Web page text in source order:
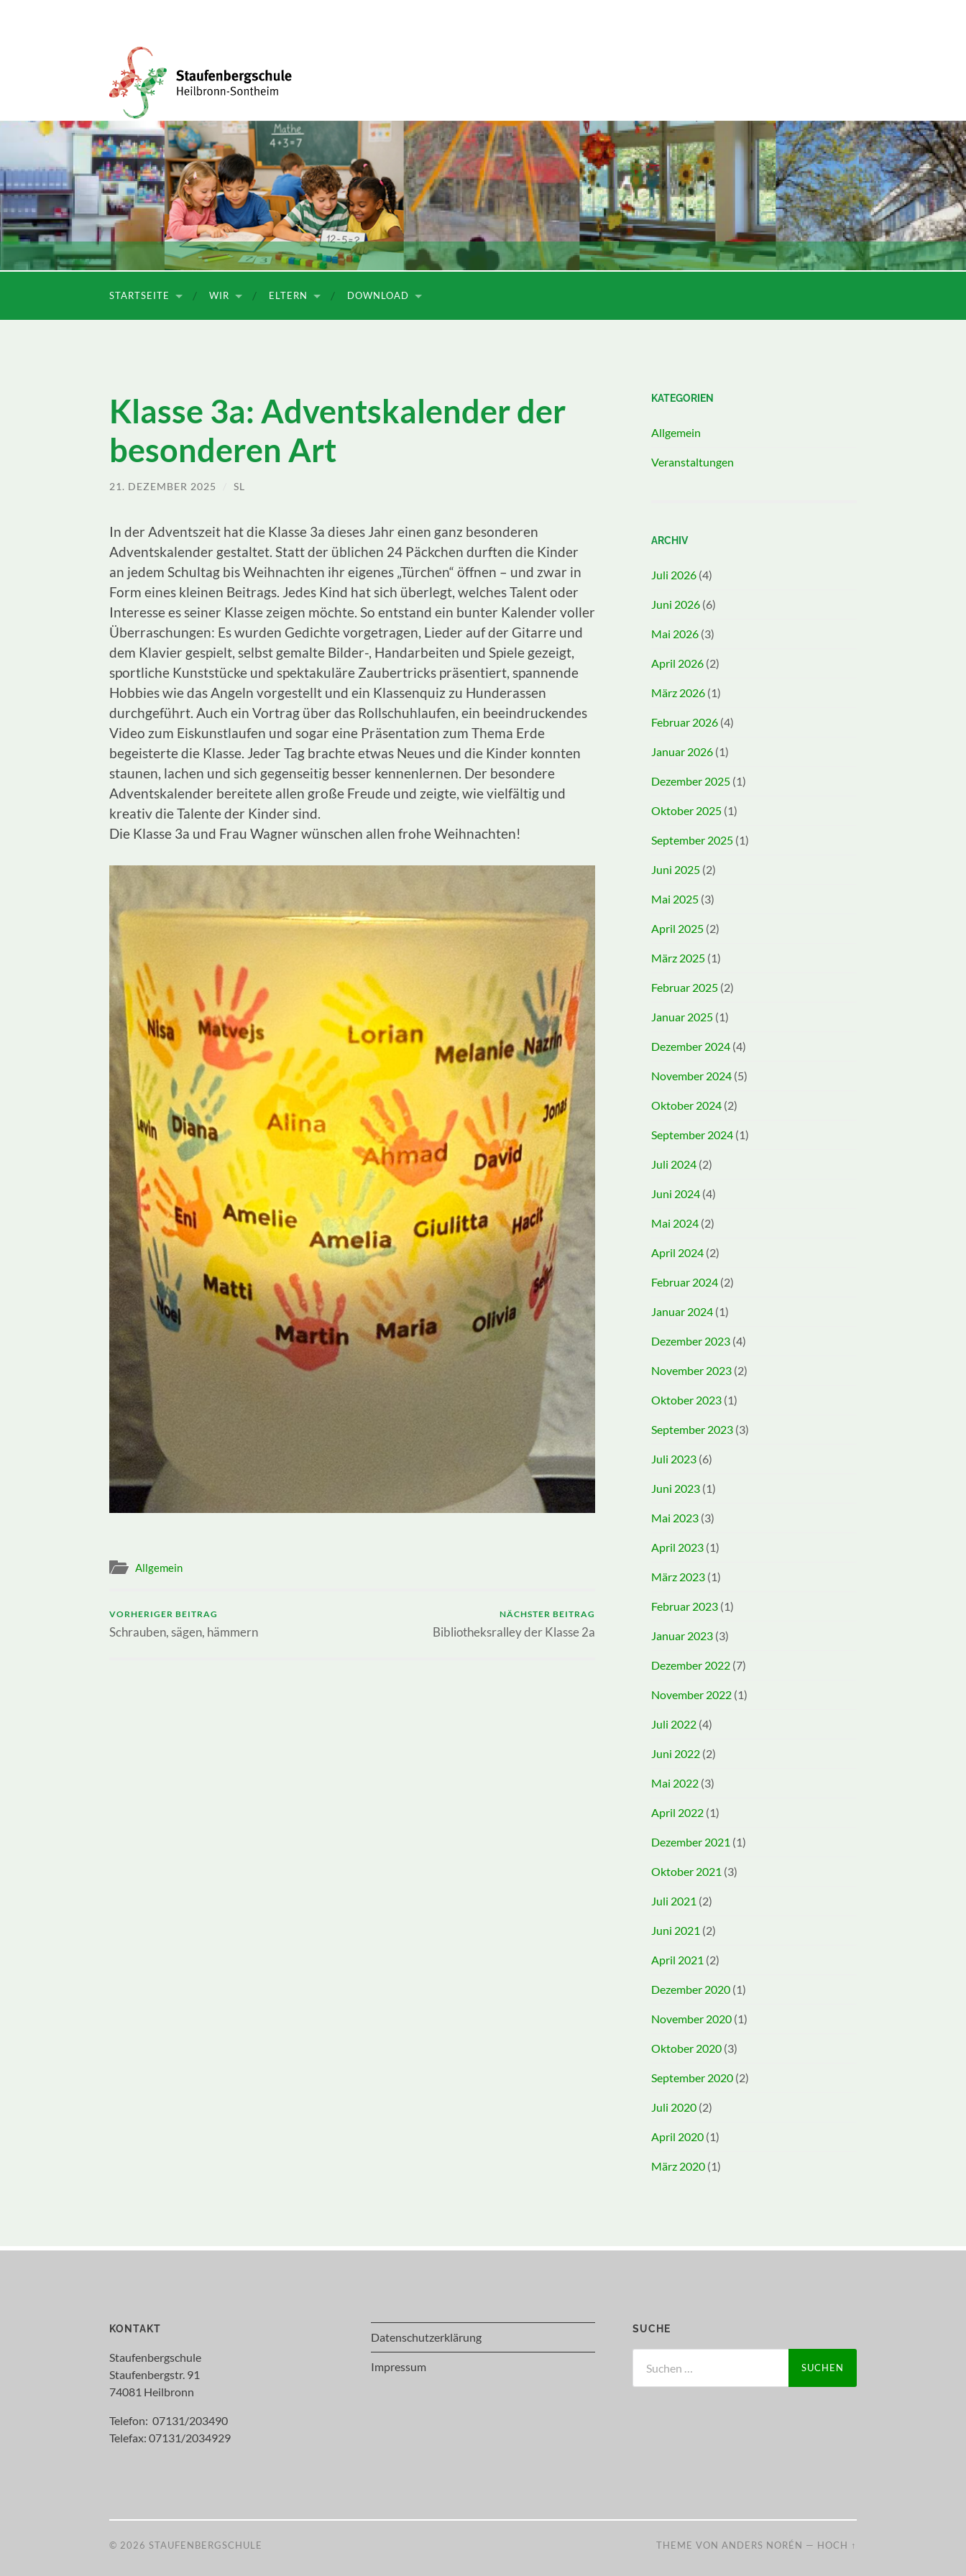
Staufenbergschule
STARTSEITE WIR ELTERN DOWNLOAD
Klasse 3a: Adventskalender der
besonderen Art
21. DEZEMBER 2025 SL
In der Adventszeit hat die Klasse 3a dieses Jahr einen ganz besonderen
Adventskalender gestaltet. Statt der üblichen 24 Päckchen durften die Kinder
an jedem Schultag bis Weihnachten ihr eigenes „Türchen“ öffnen – und zwar in
Form eines kleinen Beitrags. Jedes Kind hat sich überlegt, welches Talent oder
Interesse es seiner Klasse zeigen möchte. So entstand ein bunter Kalender voller
Überraschungen: Es wurden Gedichte vorgetragen, Lieder auf der Gitarre und
dem Klavier gespielt, selbst gemalte Bilder-, Handarbeiten und Spiele gezeigt,
sportliche Kunststücke und spektakuläre Zaubertricks präsentiert, spannende
Hobbies wie das Angeln vorgestellt und ein Klassenquiz zu Hunderassen
durchgeführt. Auch ein Vortrag über das Rollschuhlaufen, ein beeindruckendes
Video zum Eiskunstlaufen und sogar eine Präsentation zum Thema Erde
begeisterte die Klasse. Jeder Tag brachte etwas Neues und die Kinder konnten
staunen, lachen und sich gegenseitig besser kennenlernen. Der besondere
Adventskalender bereitete allen große Freude und zeigte, wie vielfältig und
kreativ die Talente der Kinder sind.
Die Klasse 3a und Frau Wagner wünschen allen frohe Weihnachten!
Allgemein
VORHERIGER BEITRAG
Schrauben, sägen, hämmern
NÄCHSTER BEITRAG
Bibliotheksralley der Klasse 2a
KATEGORIEN
Allgemein
Veranstaltungen
ARCHIV
Juli 2026 (4)
Juni 2026 (6)
Mai 2026 (3)
April 2026 (2)
März 2026 (1)
Februar 2026 (4)
Januar 2026 (1)
Dezember 2025 (1)
Oktober 2025 (1)
September 2025 (1)
Juni 2025 (2)
Mai 2025 (3)
April 2025 (2)
März 2025 (1)
Februar 2025 (2)
Januar 2025 (1)
Dezember 2024 (4)
November 2024 (5)
Oktober 2024 (2)
September 2024 (1)
Juli 2024 (2)
Juni 2024 (4)
Mai 2024 (2)
April 2024 (2)
Februar 2024 (2)
Januar 2024 (1)
Dezember 2023 (4)
November 2023 (2)
Oktober 2023 (1)
September 2023 (3)
Juli 2023 (6)
Juni 2023 (1)
Mai 2023 (3)
April 2023 (1)
März 2023 (1)
Februar 2023 (1)
Januar 2023 (3)
Dezember 2022 (7)
November 2022 (1)
Juli 2022 (4)
Juni 2022 (2)
Mai 2022 (3)
April 2022 (1)
Dezember 2021 (1)
Oktober 2021 (3)
Juli 2021 (2)
Juni 2021 (2)
April 2021 (2)
Dezember 2020 (1)
November 2020 (1)
Oktober 2020 (3)
September 2020 (2)
Juli 2020 (2)
April 2020 (1)
März 2020 (1)
KONTAKT
Staufenbergschule
Staufenbergstr. 91
74081 Heilbronn
Telefon: 07131/203490
Telefax: 07131/2034929
Datenschutzerklärung
Impressum
SUCHE
nach:
© 2026 STAUFENBERGSCHULE THEME VON ANDERS NORÉN — HOCH ↑